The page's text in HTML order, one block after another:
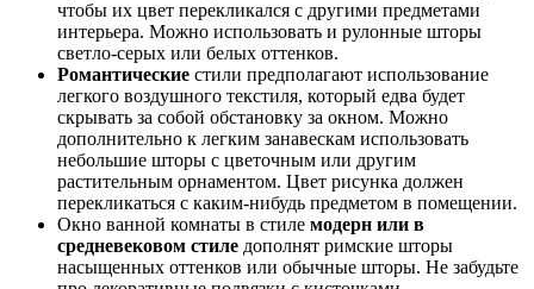
чтобы их цвет перекликался с другими предметами
интерьера. Можно использовать и рулонные шторы
светло-серых или белых оттенков.
Романтические стили предполагают использование
легкого воздушного текстиля, который едва будет
скрывать за собой обстановку за окном. Можно
дополнительно к легким занавескам использовать
небольшие шторы с цветочным или другим
растительным орнаментом. Цвет рисунка должен
перекликаться с каким-нибудь предметом в помещении.
Окно ванной комнаты в стиле модерн или в
средневековом стиле дополнят римские шторы
насыщенных оттенков или обычные шторы. Не забудьте